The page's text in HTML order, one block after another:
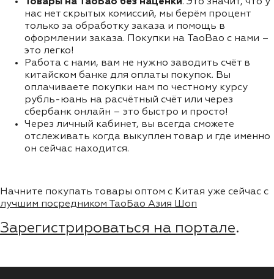
нас нет скрытых комиссий, мы берём процент
только за обработку заказа и помощь в
оформлении заказа. Покупки на TaoBao с нами –
это легко!
Работа с нами, вам не нужно заводить счёт в
китайском банке для оплаты покупок. Вы
оплачиваете покупки нам по честному курсу
рубль-юань на расчётный счёт или через
сбербанк онлайн – это быстро и просто!
Через личный кабинет, вы всегда сможете
отслеживать когда выкуплен товар и где именно
он сейчас находится.
Начните покупать товары оптом с Китая уже сейчас с
лучшим посредником ТаоБао Азия Шоп
Зарегистрироваться на портале.